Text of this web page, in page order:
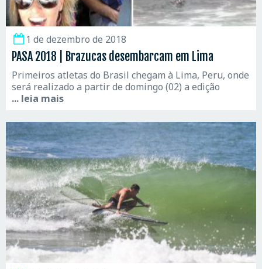
1 de dezembro de 2018
PASA 2018 | Brazucas desembarcam em Lima
Primeiros atletas do Brasil chegam à Lima, Peru, onde
será realizado a partir de domingo (02) a edição
... leia mais